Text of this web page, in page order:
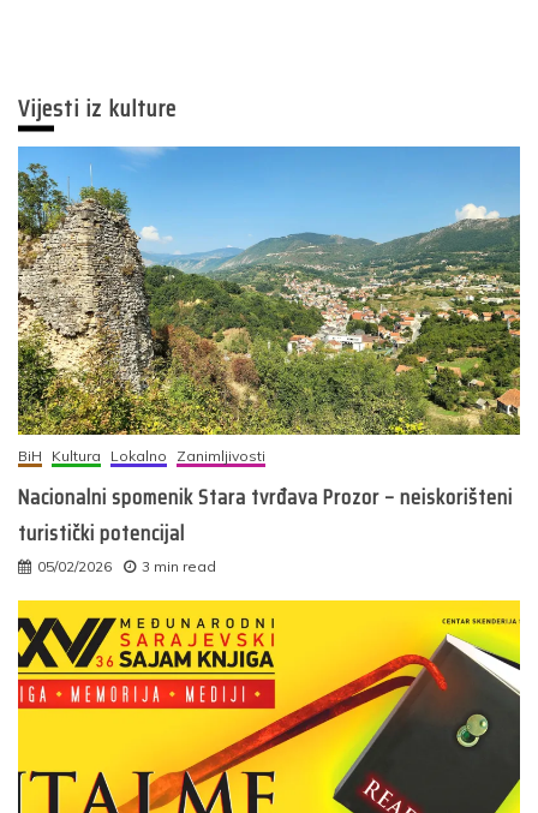
Vijesti iz kulture
BiH Kultura Lokalno Zanimljivosti
Nacionalni spomenik Stara tvrđava Prozor – neiskorišteni
turistički potencijal
05/02/2026 3 min read